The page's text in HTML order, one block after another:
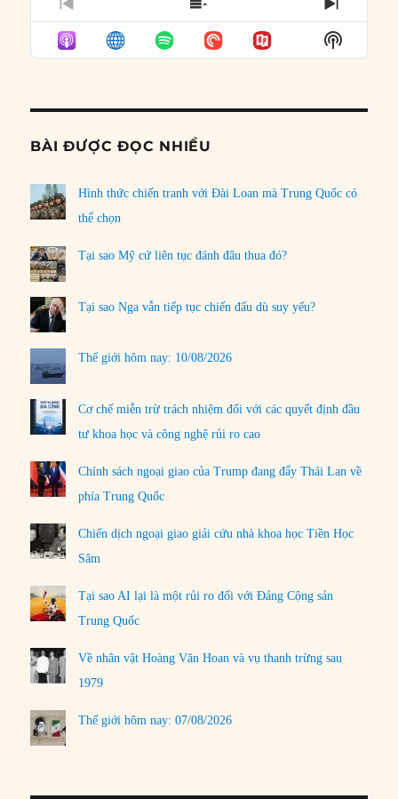
PREVIOUS
EPISODE
SHOW
EPISODES
LIST
NEXT
Show
Podcast
BÀI ĐƯỢC ĐỌC NHIỀU
Hình thức chiến tranh với Đài Loan mà Trung Quốc có
thể chọn
Tại sao Mỹ cứ liên tục đánh đâu thua đó?
Tại sao Nga vẫn tiếp tục chiến đấu dù suy yếu?
Thế giới hôm nay: 10/08/2026
Cơ chế miễn trừ trách nhiệm đối với các quyết định đầu
tư khoa học và công nghệ rủi ro cao
Chính sách ngoại giao của Trump đang đẩy Thái Lan về
phía Trung Quốc
Chiến dịch ngoại giao giải cứu nhà khoa học Tiền Học
Sâm
Tại sao AI lại là một rủi ro đối với Đảng Cộng sản
Trung Quốc
Về nhân vật Hoàng Văn Hoan và vụ thanh trừng sau
1979
Thế giới hôm nay: 07/08/2026